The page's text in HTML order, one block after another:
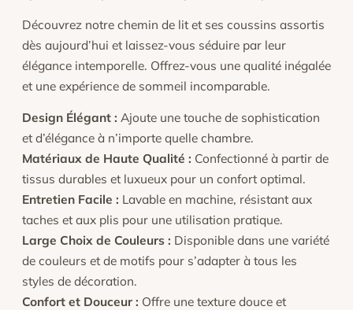
Découvrez notre chemin de lit et ses coussins assortis
dès aujourd’hui et laissez-vous séduire par leur
élégance intemporelle. Offrez-vous une qualité inégalée
et une expérience de sommeil incomparable.
Design Élégant : Ajoute une touche de sophistication
et d’élégance à n’importe quelle chambre.
Matériaux de Haute Qualité : Confectionné à partir de
tissus durables et luxueux pour un confort optimal.
Entretien Facile : Lavable en machine, résistant aux
taches et aux plis pour une utilisation pratique.
Large Choix de Couleurs : Disponible dans une variété
de couleurs et de motifs pour s’adapter à tous les
styles de décoration.
Confort et Douceur : Offre une texture douce et